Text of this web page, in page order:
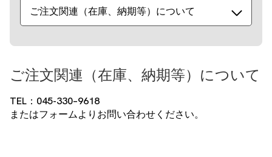
ご注文関連（在庫、納期等）について
ご注文関連（在庫、納期等）について
TEL：045-330–9618
またはフォームよりお問い合わせください。